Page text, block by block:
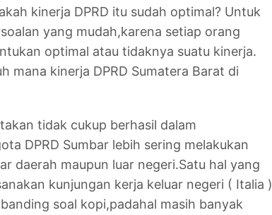
kinerja DPRD itu sudah optimal? Untuk
yang mudah,karena setiap orang
optimal atau tidaknya suatu kinerja.
mana kinerja DPRD Sumatera Barat di
tidak cukup berhasil dalam
DPRD Sumbar lebih sering melakukan
daerah maupun luar negeri.Satu hal yang
kunjungan kerja keluar negeri ( Italia )
soal kopi,padahal masih banyak